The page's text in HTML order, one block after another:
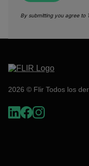
By submitting you agree to
2026 © Flir Todos los